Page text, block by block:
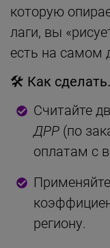
которую
лаги, вы
есть на самом
🛠 Как сделать.
Считайте
ДРР (по
оплатам с
региону.